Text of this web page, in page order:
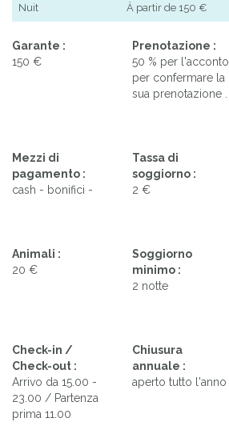
Nuit À partir de 150 €
Garante :
150 €
Prenotazione :
50 % per l'acconto
per confermare la
sua prenotazione .
Mezzi di
pagamento :
cash - bonifici -
Tassa di
soggiorno :
2 €
Animali :
20 €
Soggiorno
minimo :
2 notte
Check-in /
Check-out :
Arrivo da 15.00 -
23.00 / Partenza
prima 11.00
Chiusura
annuale :
aperto tutto l'anno